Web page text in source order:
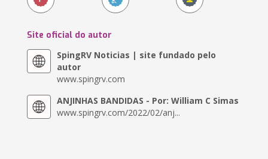
Site oficial do autor
SpingRV Noticias | site fundado pelo
autor
www.spingrv.com
ANJINHAS BANDIDAS - Por: William C Simas
www.spingrv.com/2022/02/anj...